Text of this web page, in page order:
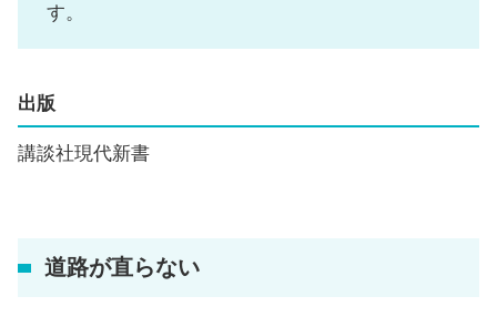
す。
出版
講談社現代新書
道路が直らない